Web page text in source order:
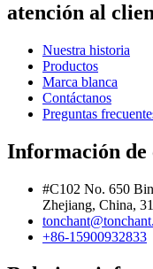
atención al
Nuestra historia
Productos
Marca blanca
Contáctanos
Preguntas
Información de
#C102 No. 650
Zhejiang, China,
+86-15900932833